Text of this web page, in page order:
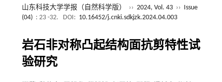
山东科技大学学报（自然科学版） ›› 2024, Vol. 43 ›› Issue
(04) : 23 -32. DOI: 10.16452/j.cnki.sdkjzk.2024.04.003
岩石非对称凸起结构面抗剪特性试
验研究